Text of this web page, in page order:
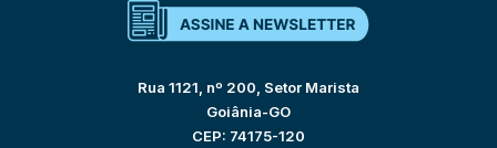
Rua 1121, nº 200, Setor Marista
Goiânia-GO
CEP: 74175-120